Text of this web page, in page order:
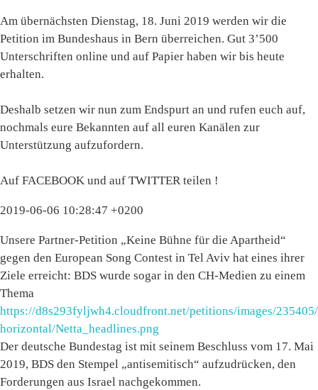
Am übernächsten Dienstag, 18. Juni 2019 werden wir die
Petition im Bundeshaus in Bern überreichen. Gut 3’500
Unterschriften online und auf Papier haben wir bis heute
erhalten.
Deshalb setzen wir nun zum Endspurt an und rufen euch auf,
nochmals eure Bekannten auf all euren Kanälen zur
Unterstützung aufzufordern.
Auf FACEBOOK und auf TWITTER teilen !
2019-06-06 10:28:47 +0200
Unsere Partner-Petition „Keine Bühne für die Apartheid“
gegen den European Song Contest in Tel Aviv hat eines ihrer
Ziele erreicht: BDS wurde sogar in den CH-Medien zu einem
Thema
https://d8s293fyljwh4.cloudfront.net/petitions/images/235405/
horizontal/Netta_headlines.png
Der deutsche Bundestag ist mit seinem Beschluss vom 17. Mai
2019, BDS den Stempel „antisemitisch“ aufzudrücken, den
Forderungen aus Israel nachgekommen.